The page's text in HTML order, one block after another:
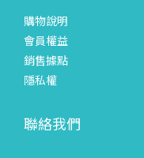
購物說明
會員權益
銷售據點
隱私權
聯絡我們